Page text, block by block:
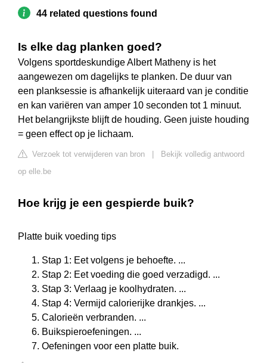
44 related questions found
Is elke dag planken goed?
Volgens sportdeskundige Albert Matheny is het
aangewezen om dagelijks te planken. De duur van
een planksessie is afhankelijk uiteraard van je conditie
en kan variëren van amper 10 seconden tot 1 minuut.
Het belangrijkste blijft de houding. Geen juiste houding
= geen effect op je lichaam.
Verzoek tot verwijderen van bron
Bekijk volledig antwoord
op elle.be
Hoe krijg je een gespierde buik?
Platte buik voeding tips
Stap 1: Eet volgens je behoefte. ...
Stap 2: Eet voeding die goed verzadigd. ...
Stap 3: Verlaag je koolhydraten. ...
Stap 4: Vermijd calorierijke drankjes. ...
Calorieën verbranden. ...
Buikspieroefeningen. ...
Oefeningen voor een platte buik.